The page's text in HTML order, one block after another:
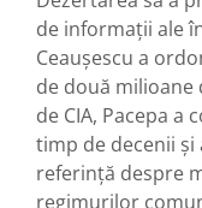
de informații ale
Ceaușescu a
de două milioane
de CIA, Pacepa a
timp de decenii
referință despre
regimurilor